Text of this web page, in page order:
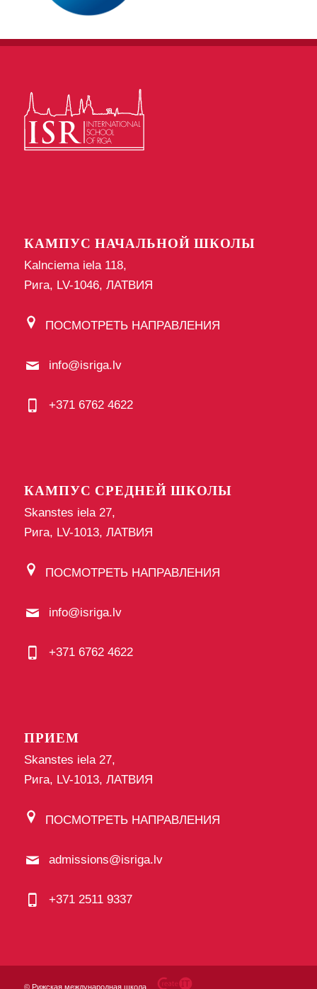
КАМПУС НАЧАЛЬНОЙ ШКОЛЫ
Kalnciema iela 118,
Рига, LV-1046, ЛАТВИЯ
ПОСМОТРЕТЬ НАПРАВЛЕНИЯ
info@isriga.lv
+371 6762 4622
КАМПУС СРЕДНЕЙ ШКОЛЫ
Skanstes iela 27,
Рига, LV-1013, ЛАТВИЯ
ПОСМОТРЕТЬ НАПРАВЛЕНИЯ
info@isriga.lv
+371 6762 4622
ПРИЕМ
Skanstes iela 27,
Рига, LV-1013, ЛАТВИЯ
ПОСМОТРЕТЬ НАПРАВЛЕНИЯ
admissions@isriga.lv
+371 2511 9337
©Рижская международная школа